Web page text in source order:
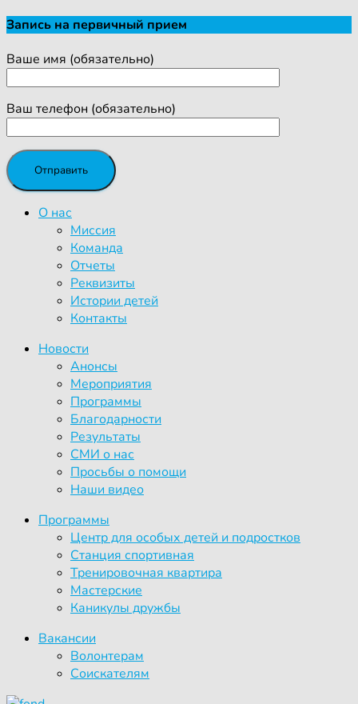
Запись на первичный прием
Ваше имя (обязательно)
Ваш телефон (обязательно)
О нас
Миссия
Команда
Отчеты
Реквизиты
Истории детей
Контакты
Новости
Анонсы
Мероприятия
Программы
Благодарности
Результаты
СМИ о нас
Просьбы о помощи
Наши видео
Программы
Центр для особых детей и подростков
Станция спортивная
Тренировочная квартира
Мастерские
Каникулы дружбы
Вакансии
Волонтерам
Соискателям